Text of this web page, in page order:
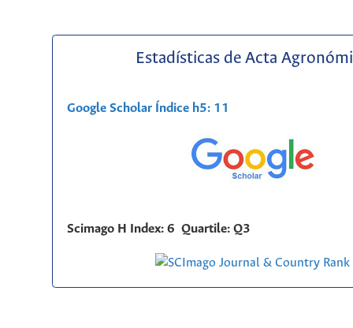
Estadísticas de Acta
Google Scholar Índice h5: 11
Scimago H Index: 6 Quartile: Q3